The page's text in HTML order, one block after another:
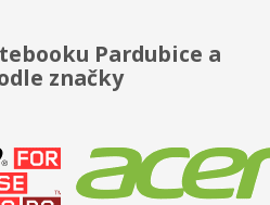
Pardubice a
značky